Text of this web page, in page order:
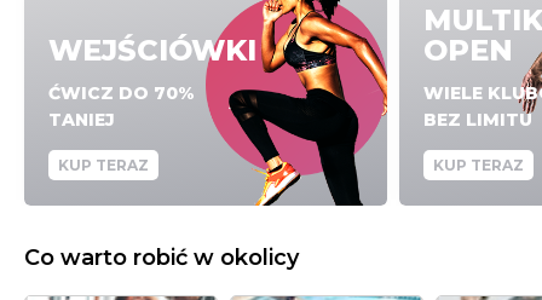
WEJŚCIÓWKI
ĆWICZ DO 70%
TANIEJ
KUP TERAZ
OPEN
WIELE
BEZ LIMITU
KUP TERAZ
Co warto robić w okolicy